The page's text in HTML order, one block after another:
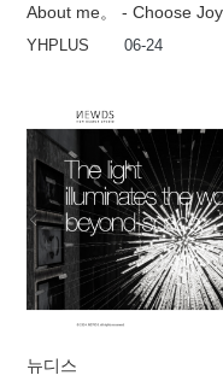
About me。 - Choose Joy
YHPLUS 06-24
뉴디스